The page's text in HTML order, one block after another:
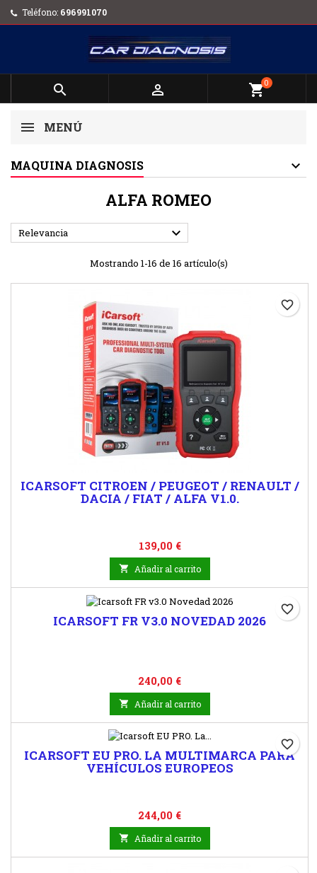
Teléfono: 696991070
  shopping_cart0
MENÚ
MAQUINA DIAGNOSIS
ALFA ROMEO
Relevancia 
Mostrando 1-16 de 16 artículo(s)
ICARSOFT CITROEN / PEUGEOT / RENAULT /
DACIA / FIAT / ALFA V1.0.
Precio
139,00 €
 Añadir al carrito
favorite_border
ICARSOFT FR V3.0 NOVEDAD 2026
Precio
240,00 €
 Añadir al carrito
favorite_border
ICARSOFT EU PRO. LA MULTIMARCA PARA
VEHÍCULOS EUROPEOS
Precio
244,00 €
 Añadir al carrito
favorite_border